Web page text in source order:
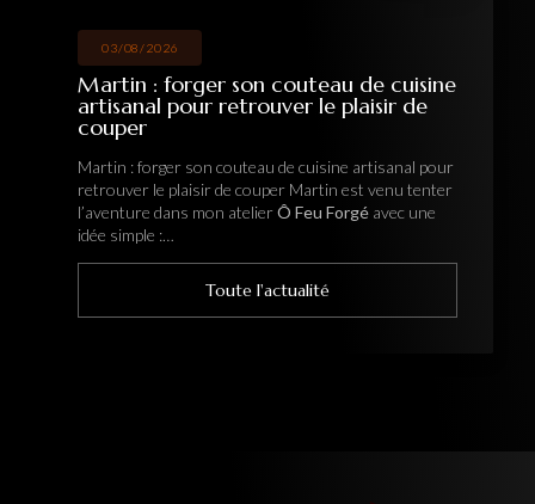
03/08/2026
Martin : forger son couteau de cuisine
artisanal pour retrouver le plaisir de
couper
Martin : forger son couteau de cuisine artisanal pour
retrouver le plaisir de couper Martin est venu tenter
l’aventure dans mon atelierÔ Feu Forgé avec une
idée simple :…
Toute l'actualité